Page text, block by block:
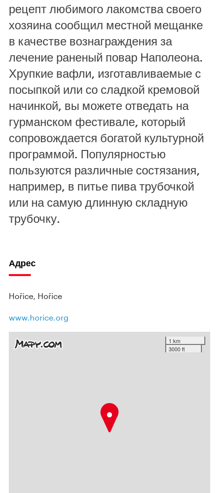
рецепт любимого лакомства своего
хозяина сообщил местной мещанке
в качестве вознаграждения за
лечение раненый повар Наполеона.
Хрупкие вафли, изготавливаемые с
посыпкой или со сладкой кремовой
начинкой, вы можете отведать на
гурманском фестивале, который
сопровождается богатой культурной
программой. Популярностью
пользуются различные состязания,
например, в питье пива трубочкой
или на самую длинную складную
трубочку.
Адрес
Hořice, Hořice
www.horice.org
1 km
3000 ft